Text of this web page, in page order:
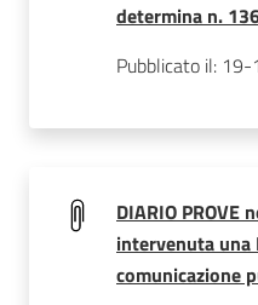
determina n.
Pubblicato il:
DIARIO PROVE
intervenuta una
comunicazione